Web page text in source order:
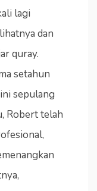
lagi
dan
quray.
setahun
sepulang
Robert telah